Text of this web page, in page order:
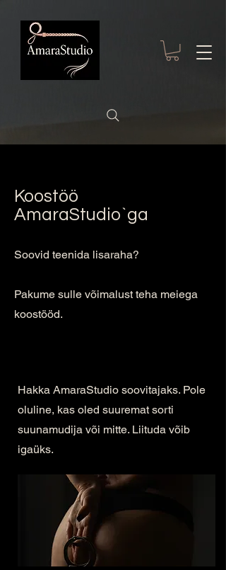
Koostöö
AmaraStudio`ga
Soovid teenida lisaraha?
Pakume sulle võimalust teha meiega
koostööd.
Hakka AmaraStudio soovitajaks. Pole
oluline, kas oled suuremat sorti
suunamudija või mitte. Liituda võib
igaüks.